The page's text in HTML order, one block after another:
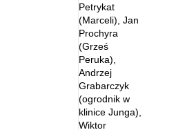
Petrykat
(Marceli), Jan
Prochyra
(Grześ
Peruka),
Andrzej
Grabarczyk
(ogrodnik w
klinice Junga),
Wiktor